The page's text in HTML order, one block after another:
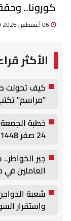
كورونا.. وحققنا نموًا
الأكثر
كيف تحولت
"مراسم"
والتوظيف
24 صفر 1448هـ
جبر
العاملين في
شعبة
واستقرار